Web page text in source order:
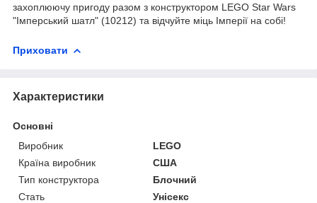
захоплюючу пригоду разом з конструктором LEGO Star Wars
"Імперський шатл" (10212) та відчуйте міць Імперії на собі!
Приховати
Характеристики
Основні
Виробник
LEGO
Країна виробник
США
Тип конструктора
Блочний
Стать
Унісекс